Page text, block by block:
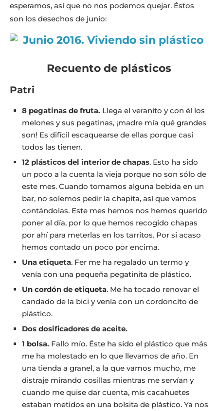
esperamos, así que no nos podemos quejar. Éstos
son los desechos de junio:
Recuento de plásticos
Patri
8 pegatinas de fruta. Llega el veranito y con él los
melones y sus pegatinas, ¡madre mía qué grandes
son! Es difícil escaquearse de ellas porque casi
todos las tienen.
12 plásticos del interior de chapas. Esto ha sido
un poco a la cuenta la vieja porque no son sólo de
este mes. Cuando tomamos alguna bebida en un
bar, no solemos pedir la chapita, así que vamos
contándolas. Este mes hemos nos hemos querido
poner al día, por lo que hemos recogido chapas
por ahí para meterlas en los tarritos. Por si acaso
hemos contado un poco por encima.
Una etiqueta. Fer me ha regalado un termo y
venía con una pequeña pegatinita de plástico.
Un cordón de etiqueta. Me ha tocado renovar el
candado de la bici y venía con un cordoncito de
plástico.
Dos dosificadores de aceite.
1 bolsa. Fallo mío. Éste ha sido el plástico que más
me ha molestado en lo que llevamos de año. En
una tienda a granel, a la que vamos mucho, me
distraje mirando cosillas mientras me servían y
cuando me quise dar cuenta, mis cacahuetes
estaban metidos en una bolsita de plástico. Ya nos